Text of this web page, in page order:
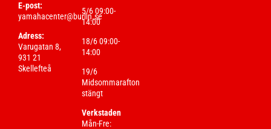
E-post:
yamahacenter@burlin.se
Adress:
Varugatan 8,
931 21
Skellefteå
5/6 09:00-
14:00
18/6 09:00-
14:00
19/6
Midsommarafton
stängt
Verkstaden
Mån-Fre: